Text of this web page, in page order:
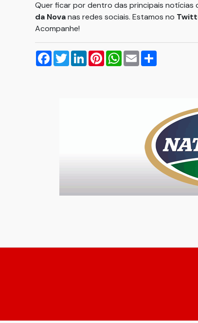
Quer ficar por dentro das principais notícias
da Novanas redes sociais. Estamos no
Acompanhe!
Facebook
TwitterLinkedInPinterestWhatsApp
Email